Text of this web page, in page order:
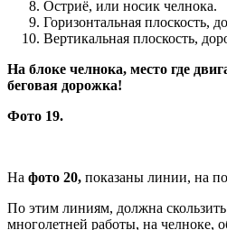
Остриё, или носик челнока.
Горизонтальная плоскость,
Вертикальная плоскость,
На блоке челнока, место где
беговая дорожка!
Фото 19.
На фото 20, показаны линии, на
По этим линиям, должна
многолетней работы, на челноке,